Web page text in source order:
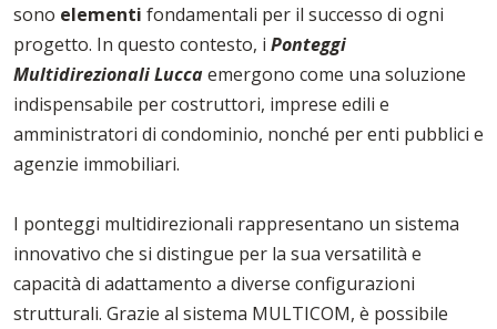
sono elementi fondamentali per il successo di ogni
progetto. In questo contesto, i Ponteggi
Multidirezionali Luccaemergono come una soluzione
indispensabile per costruttori, imprese edili e
amministratori di condominio, nonché per enti pubblici e
agenzie immobiliari.
I ponteggi multidirezionali rappresentano un sistema
innovativo che si distingue per la sua versatilità e
capacità di adattamento a diverse configurazioni
strutturali. Grazie al sistema MULTICOM, è possibile